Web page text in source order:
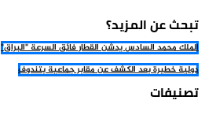
تبحث عن المزيد؟
الملك محمد السادس يدشن القطار فائق السرعة "البراق"
دولية خطيرة بعد الكشف عن مقابر جماعية بتندوف
تصنيفات